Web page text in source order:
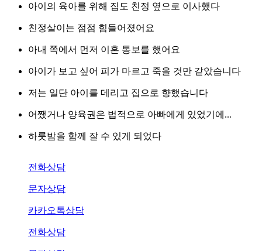
아이의 육아를 위해 집도 친정 옆으로 이사했다
친정살이는 점점 힘들어졌어요
아내 쪽에서 먼저 이혼 통보를 했어요
아이가 보고 싶어 피가 마르고 죽을 것만 같았습니다
저는 일단 아이를 데리고 집으로 향했습니다
어쨌거나 양육권은 법적으로 아빠에게 있었기에...
하룻밤을 함께 잘 수 있게 되었다
전화상담
문자상담
카카오톡상담
전화상담